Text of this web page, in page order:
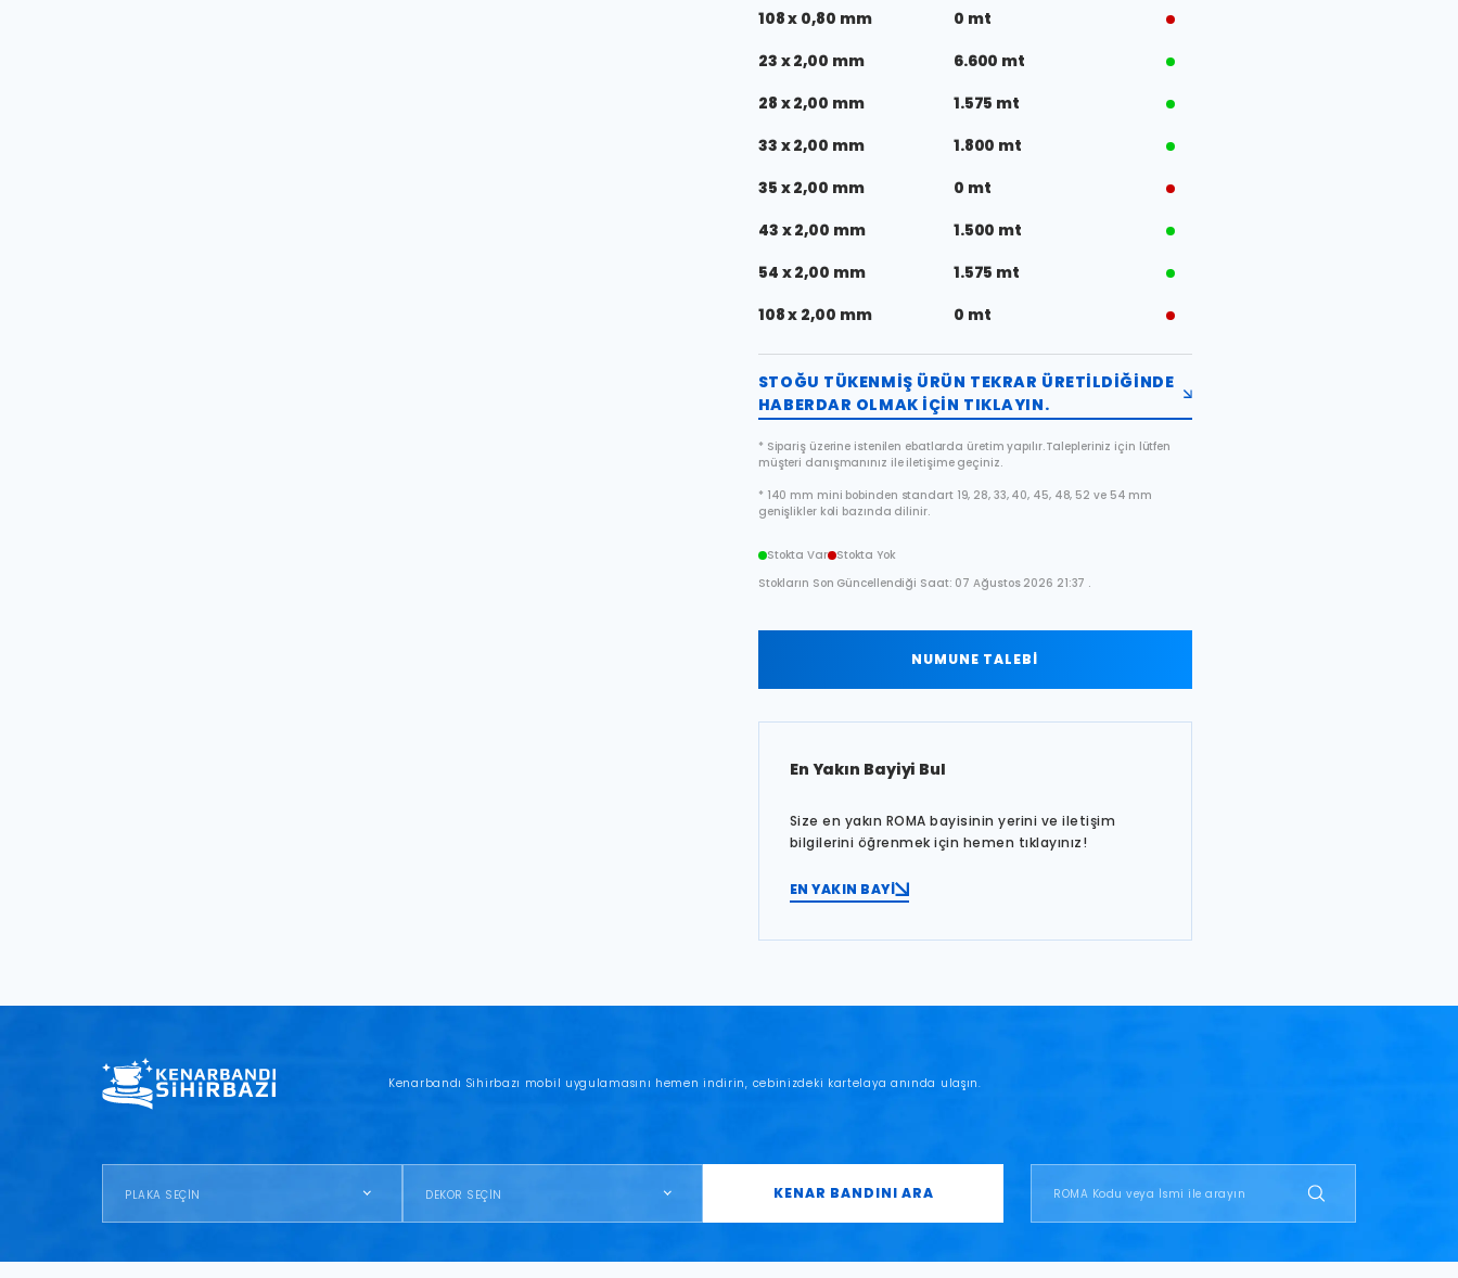
108 x 0,80 mm
0 mt
23 x 2,00 mm
6.600 mt
28 x 2,00 mm
1.575 mt
33 x 2,00 mm
1.800 mt
35 x 2,00 mm
0 mt
43 x 2,00 mm
1.500 mt
54 x 2,00 mm
1.575 mt
108 x 2,00 mm
0 mt
STOĞU TÜKENMIŞ ÜRÜN TEKRAR ÜRETILDIĞINDE
HABERDAR OLMAK IÇIN TIKLAYIN.
* Sipariş üzerine istenilen ebatlarda üretim yapılır. Talepleriniz için lütfen
müşteri danışmanınız ile iletişime geçiniz.
* 140 mm mini bobinden standart 19, 28, 33, 40, 45, 48, 52 ve 54 mm
genişlikler koli bazında dilinir.
Stokta Var Stokta Yok
Stokların Son Güncellendiği Saat: 07 Ağustos 2026 21:37 .
NUMUNE TALEBİ
En Yakın Bayiyi Bul
Size en yakın ROMA bayisinin yerini ve iletişim
bilgilerini öğrenmek için hemen tıklayınız!
EN YAKIN BAYİ
Kenarbandı Sihirbazı mobil uygulamasını hemen indirin, cebinizdeki kartelaya anında ulaşın.
PLAKA SEÇİN DEKOR SEÇİN KENAR BANDINI ARA